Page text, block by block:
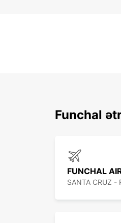
Funchal
FUNCHAL
SANTA CRUZ -